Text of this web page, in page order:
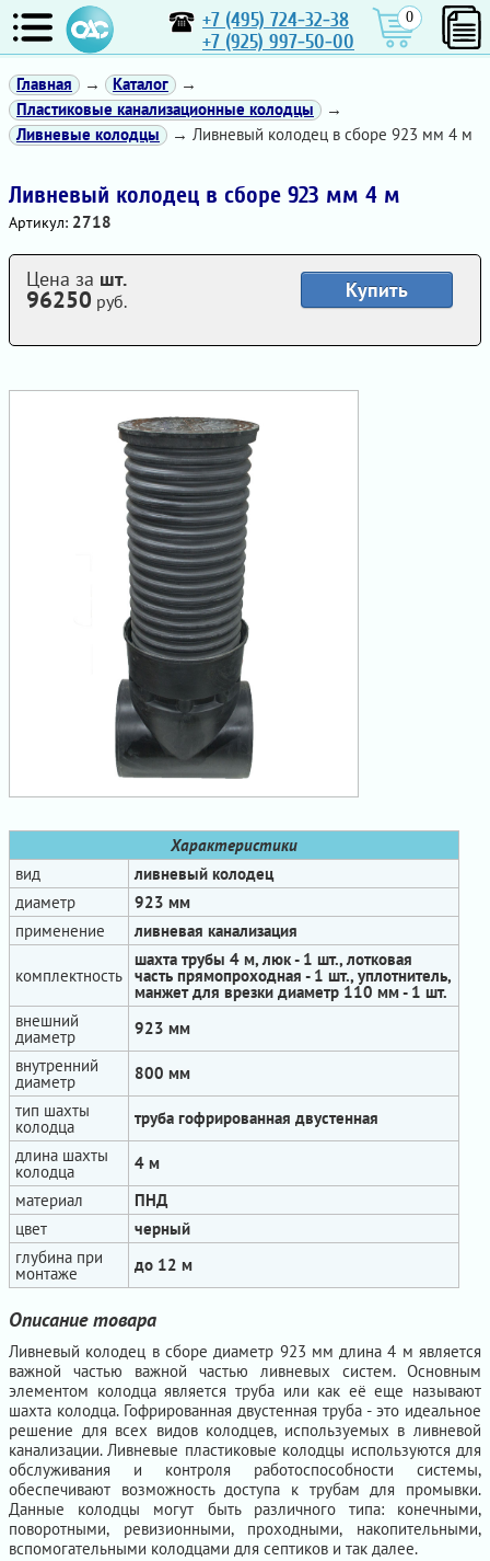
+7 (495) 724-32-38
+7 (925) 997-50-00
0
Главная → Каталог
→
Пластиковые канализационные колодцы
→
Ливневые колодцы
→ Ливневый колодец в сборе 923 мм 4 м
Ливневый колодец в сборе 923 мм 4 м
Артикул: 2718
Характеристики
вид
ливневый колодец
диаметр
923 мм
применение
ливневая канализация
комплектность
шахта трубы 4 м, люк - 1 шт., лотковая
часть прямопроходная - 1 шт., уплотнитель,
манжет для врезки диаметр 110 мм - 1 шт.
внешний
диаметр
923 мм
внутренний
диаметр
800 мм
тип шахты
колодца
труба гофрированная двустенная
длина шахты
колодца
4 м
материал
ПНД
цвет
черный
глубина при
монтаже до 12 м
Купить
Цена за шт.
96250 руб.
Описание товара
Ливневый колодец в сборе диаметр 923 мм длина 4 м является
важной частью важной частью ливневых систем. Основным
элементом колодца является труба или как её еще называют
шахта колодца. Гофрированная двустенная труба - это идеальное
решение для всех видов колодцев, используемых в ливневой
канализации. Ливневые пластиковые колодцы используются для
обслуживания и контроля работоспособности системы,
обеспечивают возможность доступа к трубам для промывки.
Данные колодцы могут быть различного типа: конечными,
поворотными, ревизионными, проходными, накопительными,
вспомогательными колодцами для септиков и так далее.